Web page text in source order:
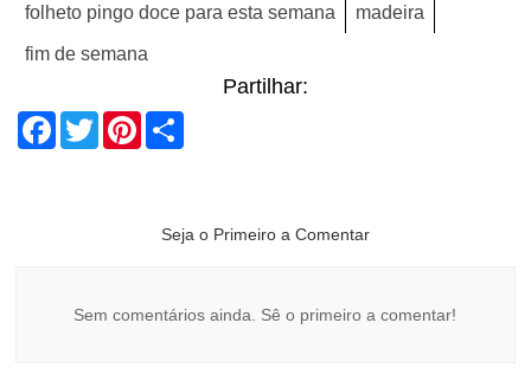
folheto pingo doce para esta semana madeira
fim de semana
Partilhar:
Facebook
TwitterPinterest
Seja o Primeiro a Comentar
Sem comentários ainda. Sê o primeiro a comentar!